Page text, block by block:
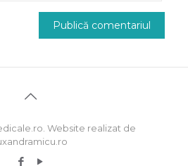
Website realizat de